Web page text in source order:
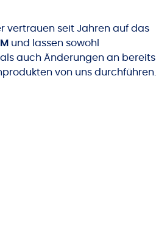
vertrauen seit Jahren auf das
und lassen sowohl
auch Änderungen an bereits
von uns durchführen.